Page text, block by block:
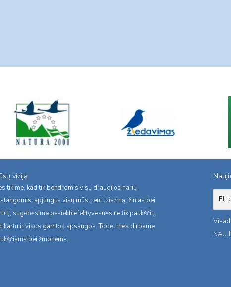
vizija
tikime, kad tik bendromis visų draugijos narių
apjungus visų mūsų entuziazmą, žinias bei
sugebėsime pasiekti efektyvesnės ne tik paukščių,
kartu ir visos gamtos apsaugos. Todėl mes dirbame
bei žmonėms.